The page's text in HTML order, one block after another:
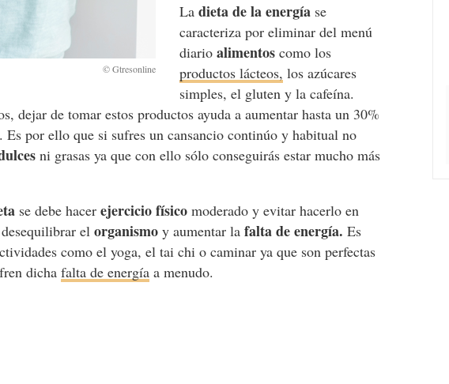
La dieta de la energía se
caracteriza por eliminar del menú
diario alimentos como los
productos lácteos, los azúcares
simples, el gluten y la cafeína.
dejar de tomar estos productos ayuda a aumentar hasta un 30%
Es por ello que si sufres un cansancio continúo y habitual no
ni grasas ya que con ello sólo conseguirás estar mucho más
se debe hacer ejercicio físico moderado y evitar hacerlo en
desequilibrar elorganismo y aumentar lafalta de energía. Es
como el yoga, el tai chi o caminar ya que son perfectas
dichafalta de energía a menudo.